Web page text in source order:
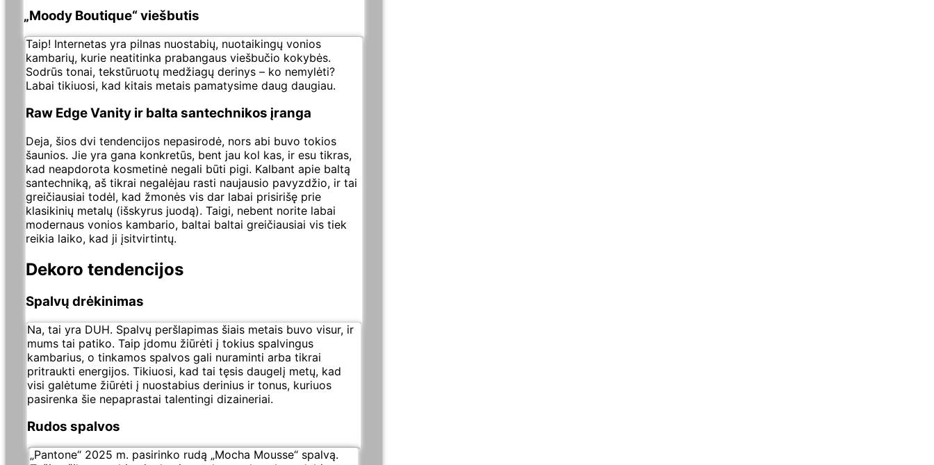
„Moody Boutique“ viešbutis
Taip! Internetas yra pilnas nuostabių, nuotaikingų vonios
kambarių, kurie neatitinka prabangaus viešbučio kokybės.
Sodrūs tonai, tekstūruotų medžiagų derinys – ko nemylėti?
Labai tikiuosi, kad kitais metais pamatysime daug daugiau.
Raw Edge Vanity ir balta santechnikos įranga
Deja, šios dvi tendencijos nepasirodė, nors abi buvo tokios
šaunios. Jie yra gana konkretūs, bent jau kol kas, ir esu tikras,
kad neapdorota kosmetinė negali būti pigi. Kalbant apie baltą
santechniką, aš tikrai negalėjau rasti naujausio pavyzdžio, ir tai
greičiausiai todėl, kad žmonės vis dar labai prisirišę prie
klasikinių metalų (išskyrus juodą). Taigi, nebent norite labai
modernaus vonios kambario, baltai baltai greičiausiai vis tiek
reikia laiko, kad ji įsitvirtintų.
Dekoro tendencijos
Spalvų drėkinimas
Na, tai yra DUH. Spalvų peršlapimas šiais metais buvo visur, ir
mums tai patiko. Taip įdomu žiūrėti į tokius spalvingus
kambarius, o tinkamos spalvos gali nuraminti arba tikrai
pritraukti energijos. Tikiuosi, kad tai tęsis daugelį metų, kad
visi galėtume žiūrėti į nuostabius derinius ir tonus, kuriuos
pasirenka šie nepaprastai talentingi dizaineriai.
Rudos spalvos
„Pantone“ 2025 m. pasirinko rudą „Mocha Mousse“ spalvą.